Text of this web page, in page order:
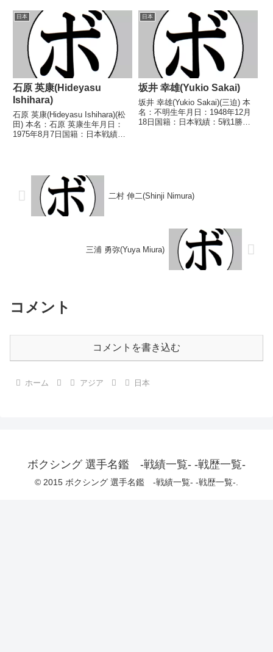
し 【戦歴】1991/12/11 ●4R判
定 (採点不明) 渡辺 和美(相模原
ヨネクラ)1...
定 (採点不明) 坂本 仁志(石
橋)1966/1...
日本
石原 英康(Hideyasu
Ishihara)
石原 英康(Hideyasu Ishihara)(松
田) 本名：石原 英康生年月日：
1975年8月7日国籍：日本戦績：
1998/...
日本
坂井 幸雄(Yukio Sakai)
坂井 幸雄(Yukio Sakai)(三迫) 本
名：不明生年月日：1948年12月
18日国籍：日本戦績：5戦1勝
二村 伸二(Shinji Nimura)
三浦 勇弥(Yuya Miura)
コメント
コメントを書き込む
ホーム アジア 日本
ボクシング 選手名鑑 -戦績一覧- -戦歴一覧-
© 2015 ボクシング 選手名鑑 -戦績一覧- -戦歴一覧-.